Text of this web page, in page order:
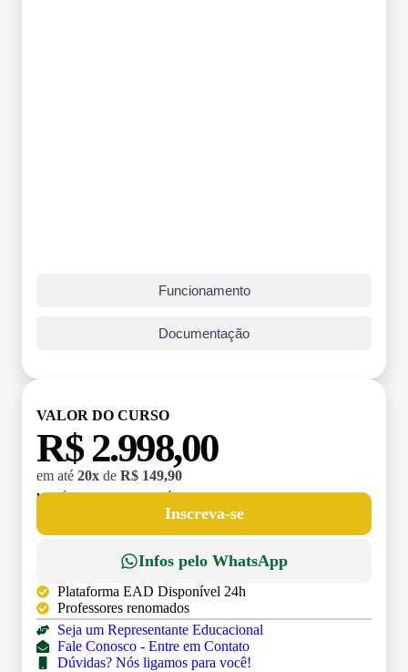
Funcionamento
Documentação
VALOR DO CURSO
R$ 2.998,00
em até 20x de R$ 149,90
MATRÍCULA:
Inscreva-se
Infos pelo WhatsApp
Plataforma EAD Disponível 24h
Professores renomados
Seja um Representante Educacional
Fale Conosco - Entre em Contato
Dúvidas? Nós ligamos para você!